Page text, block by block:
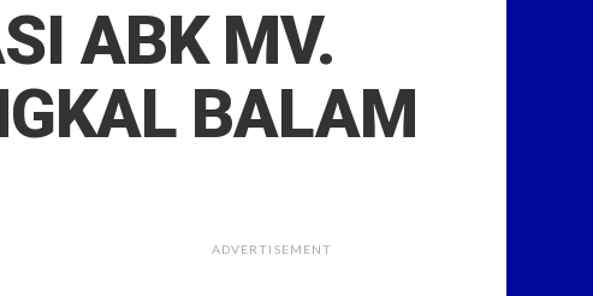
ABK MV.
BALAM
ADVERTISEMENT